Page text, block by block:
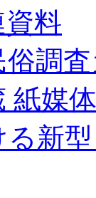
料
調査
紙媒
る新